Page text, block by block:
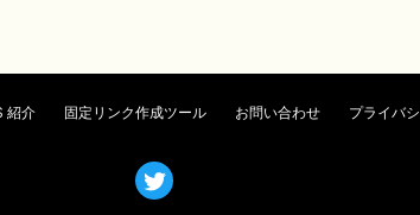
紹介 固定リンク作成ツール お問い合わせ プライバ